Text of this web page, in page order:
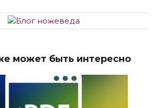
может быть интересно